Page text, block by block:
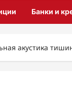
Банки и
акустика